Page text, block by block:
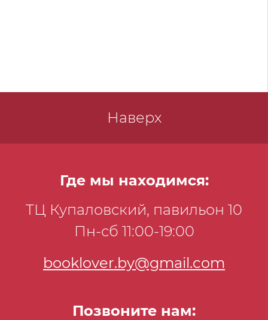
Наверх
Где мы находимся:
ТЦ Купаловский, павильон 10
Пн-сб 11:00-19:00
booklover.by@gmail.com
Позвоните нам: